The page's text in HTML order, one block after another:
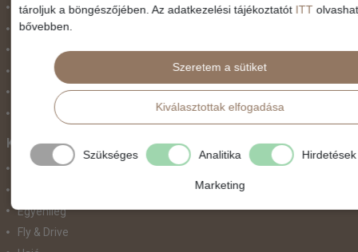
Közel-Kelet
Közép-Amerika
Közép-Európa
Nyugat-Afrika
Nyugat-Európa
Világ körüli körutazás
Közlekedés
Busszal
Egyénileg
Fly & Drive
tároljuk a böngészőjében. Az adatkezelési tájékoztatót ITT
bővebben.
Szeretem a sütiket
Kiválasztottak elfogadása
Szükséges Analitika Hirdetések
Marketing